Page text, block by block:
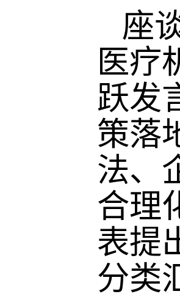
座
医疗
跃发
策落
法、
合理
表提
分类